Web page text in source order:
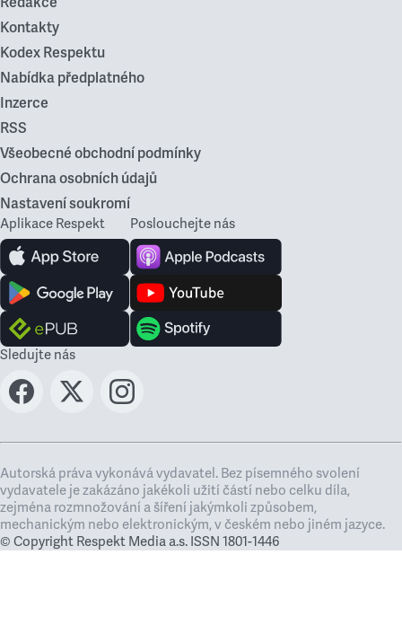
Kontakty
Kodex Respektu
Nabídka předplatného
Inzerce
RSS
Všeobecné obchodní podmínky
Ochrana osobních údajů
Nastavení soukromí
Aplikace Respekt Poslouchejte nás
Sledujte nás
Autorská práva vykonává vydavatel. Bez písemného svolení
vydavatele je zakázáno jakékoli užití částí nebo celku díla,
zejména rozmnožování a šíření jakýmkoli způsobem,
mechanickým nebo elektronickým, v českém nebo jiném jazyce.
© Copyright Respekt Media a.s. ISSN 1801-1446